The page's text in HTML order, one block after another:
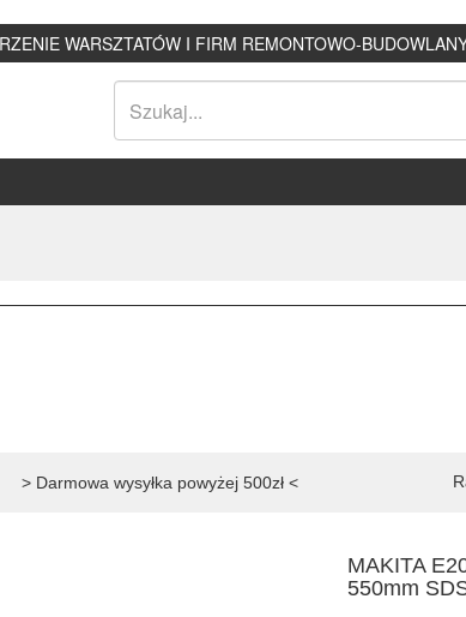
WARSZTATÓW I FIRM REMONTOWO-
> Darmowa wysyłka powyżej 500zł <
MAKITA
550mm